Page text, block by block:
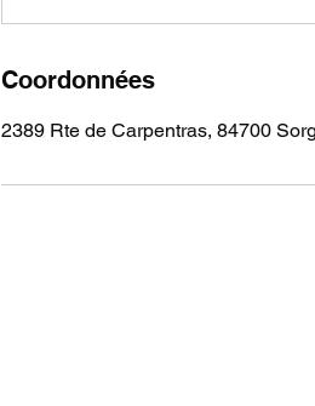
Coordonnées
2389 Rte de Carpentras, 84700